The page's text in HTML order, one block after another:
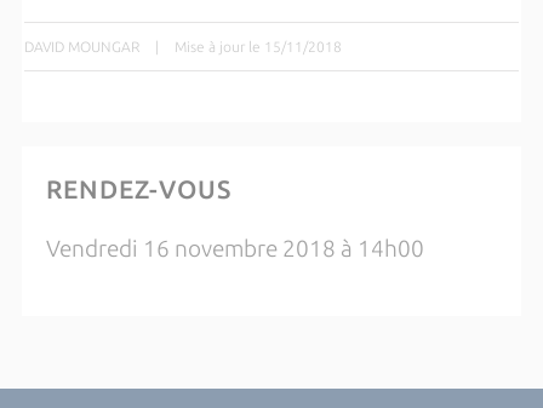
DAVID MOUNGAR | Mise à jour le 15/11/2018
RENDEZ-VOUS
Vendredi 16 novembre 2018 à 14h00